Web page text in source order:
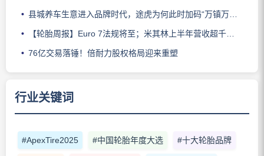
县城养车生意进入品牌时代，途虎为何此时加码“万镇万店”？
【轮胎周报】Euro 7法规将至；米其林上半年营收超千亿；倍耐力上半年盈利稳增；龙星炭黑斩获欧洲近万吨订单
76亿交易落锤！倍耐力股权格局迎来重塑
行业关键词
#ApexTire2025 #中国轮胎年度大选 #十大轮胎品牌